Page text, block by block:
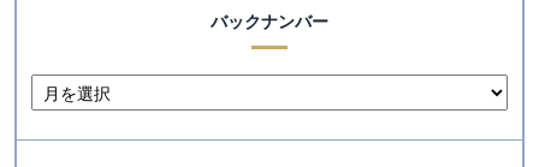
バックナンバー